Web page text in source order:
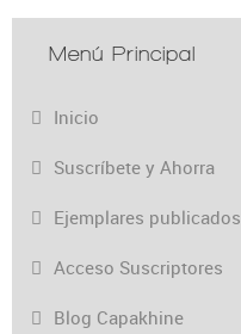
Menú Principal
Inicio
Suscríbete y Ahorra
Ejemplares publicados
Acceso Suscriptores
Blog Capakhine